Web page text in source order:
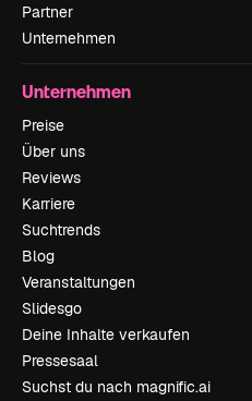
Partner
Unternehmen
Unternehmen
Preise
Über uns
Reviews
Karriere
Suchtrends
Blog
Veranstaltungen
Slidesgo
Deine Inhalte verkaufen
Pressesaal
Suchst du nach magnific.ai